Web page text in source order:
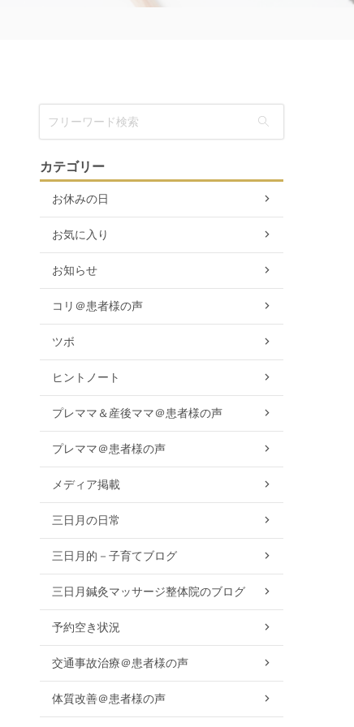
カテゴリー
お休みの日
お気に入り
お知らせ
コリ＠患者様の声
ツボ
ヒントノート
プレママ＆産後ママ＠患者様の声
プレママ＠患者様の声
メディア掲載
三日月の日常
三日月的－子育てブログ
三日月鍼灸マッサージ整体院のブログ
予約空き状況
交通事故治療＠患者様の声
体質改善＠患者様の声